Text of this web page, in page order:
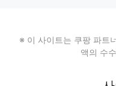
※ 이 사이트는 쿠팡 파트
액의 수